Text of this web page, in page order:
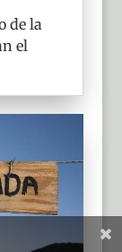
de la
el